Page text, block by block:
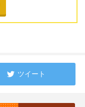
ツイート